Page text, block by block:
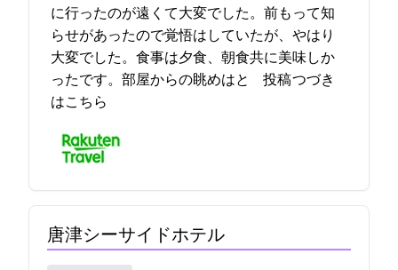
に行ったのが遠くて大変でした。前もって知
らせがあったので覚悟はしていたが、やはり
大変でした。食事は夕食、朝食共に美味しか
ったです。部屋からの眺めはと… 2021-10-16 18:47:41投稿つづき
はこちら
唐津シーサイドホテル